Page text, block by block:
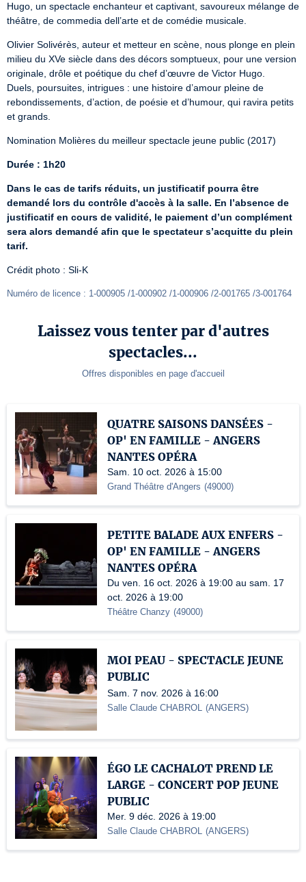
Hugo, un spectacle enchanteur et captivant, savoureux mélange de
théâtre, de commedia dell’arte et de comédie musicale.
Olivier Solivérès, auteur et metteur en scène, nous plonge en plein
milieu du XVe siècle dans des décors somptueux, pour une version
originale, drôle et poétique du chef d’œuvre de Victor Hugo.
Duels, poursuites, intrigues : une histoire d’amour pleine de
rebondissements, d’action, de poésie et d’humour, qui ravira petits
et grands.
Nomination Molières du meilleur spectacle jeune public (2017)
Durée : 1h20
Dans le cas de tarifs réduits, un justificatif pourra être
demandé lors du contrôle d'accès à la salle. En l’absence de
justificatif en cours de validité, le paiement d’un complément
sera alors demandé afin que le spectateur s’acquitte du plein
tarif.
Crédit photo : Sli-K
Numéro de licence : 1-000905 /1-000902 /1-000906 /2-001765 /3-001764
Laissez vous tenter par d'autres
spectacles...
Offres disponibles en page d'accueil
QUATRE SAISONS DANSÉES -
OP' EN FAMILLE - ANGERS
NANTES OPÉRA
Sam. 10 oct. 2026 à 15:00
Grand Théâtre d'Angers (49000)
PETITE BALADE AUX ENFERS -
OP' EN FAMILLE - ANGERS
NANTES OPÉRA
Du ven. 16 oct. 2026 à 19:00 au sam. 17
oct. 2026 à 19:00
Théâtre Chanzy (49000)
MOI PEAU - SPECTACLE JEUNE
PUBLIC
Sam. 7 nov. 2026 à 16:00
Salle Claude CHABROL (ANGERS)
ÉGO LE CACHALOT PREND LE
LARGE - CONCERT POP JEUNE
PUBLIC
Mer. 9 déc. 2026 à 19:00
Salle Claude CHABROL (ANGERS)